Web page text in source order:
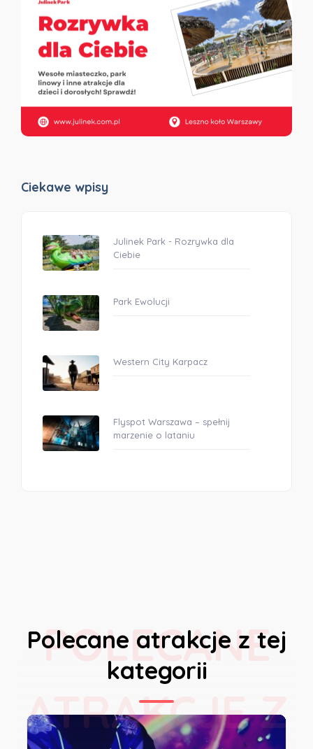
Ciekawe wpisy
Julinek Park - Rozrywka dla
Ciebie
Park Ewolucji
Western City Karpacz
Flyspot Warszawa – spełnij
marzenie o lataniu
Polecane atrakcje z tej
kategorii
POLECANE
ATRAKCJE Z